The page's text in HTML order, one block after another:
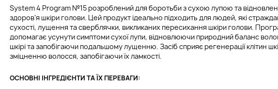
System 4 Program №15 розроблений для боротьби з сухою лупою та
здоров'я шкіри голови. Цей продукт ідеально підходить для людей, які
сухості, лущення та сверблячки, викликаних пересихання шкіри голови.
допомагає усунути симптоми сухої лупи, відновлюючи природний баланс
шкірі та запобігаючи подальшому лущенню. Засіб сприяє регенерації клітин
зміцненню волосся, запобігаючи їх ламкості.
ОСНОВНІ ІНГРЕДІЄНТИ ТА ЇХ ПЕРЕВАГИ: